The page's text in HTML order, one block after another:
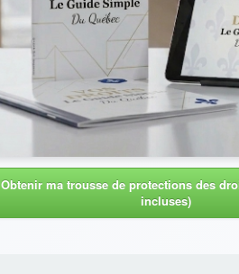
Obtenir ma trousse de protections des
incluses)